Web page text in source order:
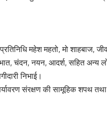
महेश महतो, मो शाहबाज,
चंदन, नयन, आदर्श, सहित अन्य
निभाई।
संरक्षण की सामूहिक